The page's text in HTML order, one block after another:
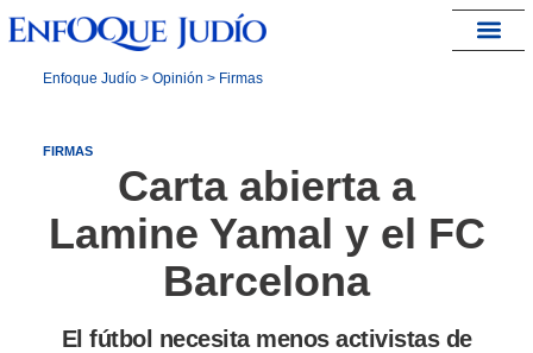
Enfoque Judío> Opinión > Firmas
FIRMAS
Carta abierta a
Lamine Yamal y el FC
Barcelona
El fútbol necesita menos activistas de